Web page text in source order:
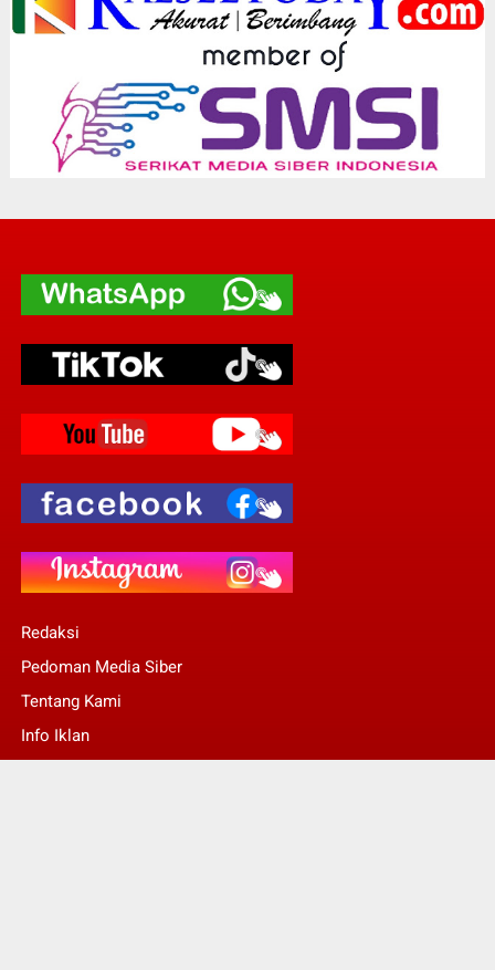
Redaksi
Pedoman Media Siber
Tentang Kami
Info Iklan